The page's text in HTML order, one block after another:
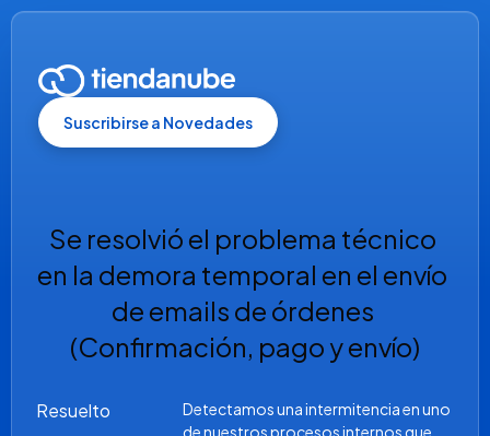
Suscribirse a Novedades
Se resolvió el problema técnico
en la demora temporal en el envío
de emails de órdenes
(Confirmación, pago y envío)
Resuelto
Detectamos una intermitencia en uno
de nuestros procesos internos que